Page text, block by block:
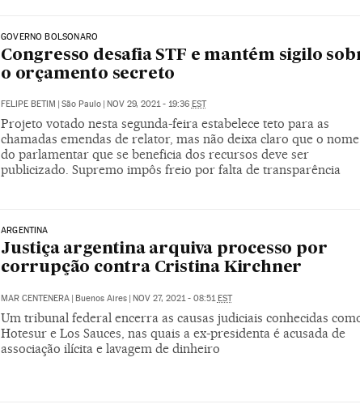
GOVERNO BOLSONARO
Congresso desafia STF e mantém sigilo
o orçamento secreto
FELIPE BETIM São Paulo NOV 29, 2021 - 19:36 EST
Projeto votado nesta segunda-feira estabelece teto para as
chamadas emendas de relator, mas não deixa claro que o nome
do parlamentar que se beneficia dos recursos deve ser
publicizado. Supremo impôs freio por falta de transparência
ARGENTINA
Justiça argentina arquiva processo por
corrupção contra Cristina Kirchner
MAR CENTENERA | Buenos Aires | NOV 27, 2021 - 08:51EST
Um tribunal federal encerra as causas judiciais conhecidas
Hotesur e Los Sauces, nas quais a ex-presidenta é acusada de
associação ilícita e lavagem de dinheiro